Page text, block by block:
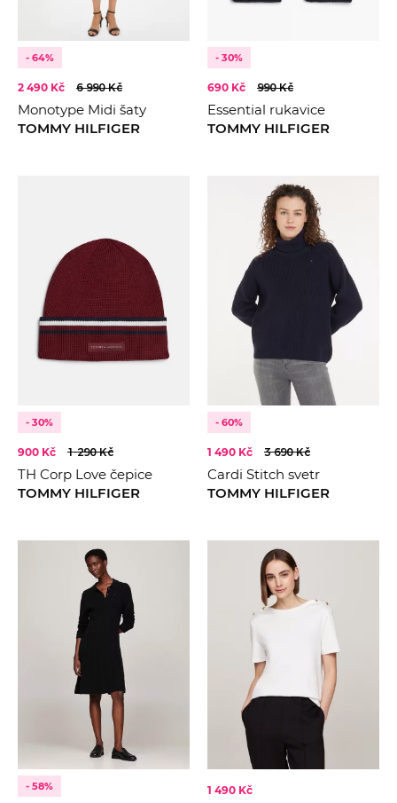
- 64%
2 490 Kč 6 990 Kč
Monotype Midi šaty
TOMMY HILFIGER
- 30%
690 Kč 990 Kč
Essential rukavice
TOMMY HILFIGER
- 30%
900 Kč 1 290 Kč
TH Corp Love čepice
TOMMY HILFIGER
- 60%
1 490 Kč 3 690 Kč
Cardi Stitch svetr
TOMMY HILFIGER
- 58% 1 490 Kč